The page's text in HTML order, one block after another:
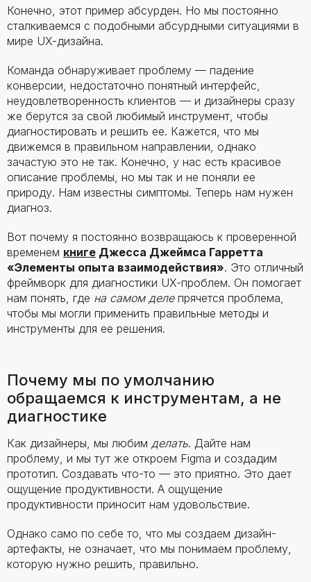
Конечно, этот пример абсурден. Но мы постоянно
сталкиваемся с подобными абсурдными ситуациями в
мире UX-дизайна.
Команда обнаруживает проблему — падение
конверсии, недостаточно понятный интерфейс,
неудовлетворенность клиентов — и дизайнеры сразу
же берутся за свой любимый инструмент, чтобы
диагностировать и решить ее. Кажется, что мы
движемся в правильном направлении, однако
зачастую это не так. Конечно, у нас есть красивое
описание проблемы, но мы так и не поняли ее
природу. Нам известны симптомы. Теперь нам нужен
диагноз.
Вот почему я постоянно возвращаюсь к проверенной
временем книге Джесса Джеймса Гарретта
«Элементы опыта взаимодействия». Это отличный
фреймворк для диагностики UX-проблем. Он помогает
нам понять, где на самом делепрячется проблема,
чтобы мы могли применить правильные методы и
инструменты для ее решения.
Почему мы по умолчанию
обращаемся к инструментам, а не
диагностике
Как дизайнеры, мы любим делать. Дайте нам
проблему, и мы тут же откроем Figma и создадим
прототип. Создавать что-то — это приятно. Это дает
ощущение продуктивности. А ощущение
продуктивности приносит нам удовольствие.
Однако само по себе то, что мы создаем дизайн-
артефакты, не означает, что мы понимаем проблему,
которую нужно решить, правильно.